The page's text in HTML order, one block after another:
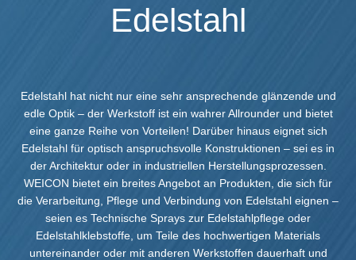
Edelstahl
Edelstahl hat nicht nur eine sehr ansprechende glänzende und
edle Optik – der Werkstoff ist ein wahrer Allrounder und bietet
eine ganze Reihe von Vorteilen! Darüber hinaus eignet sich
Edelstahl für optisch anspruchsvolle Konstruktionen – sei es in
der Architektur oder in industriellen Herstellungsprozessen.
WEICON bietet ein breites Angebot an Produkten, die sich für
die Verarbeitung, Pflege und Verbindung von Edelstahl eignen –
seien es Technische Sprays zur Edelstahlpflege oder
Edelstahlklebstoffe, um Teile des hochwertigen Materials
untereinander oder mit anderen Werkstoffen dauerhaft und